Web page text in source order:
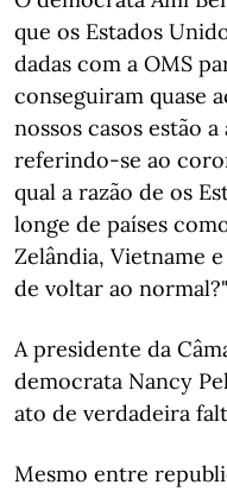
que os Estados
dadas com a OMS
conseguiram quase
nossos casos estão
referindo-se ao
qual a razão de os
longe de países
Zelândia, Vietname
de voltar ao
A presidente da
democrata Nancy
ato de verdadeira
Mesmo entre